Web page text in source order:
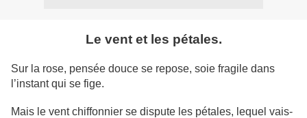
Le vent et les pétales.
Sur la rose, pensée douce se repose, soie fragile dans
l’instant qui se fige.
Mais le vent chiffonnier se dispute les pétales, lequel vais-